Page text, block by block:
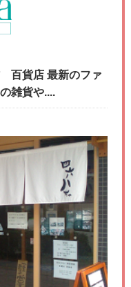
貨店 最新のファ
雑貨や....